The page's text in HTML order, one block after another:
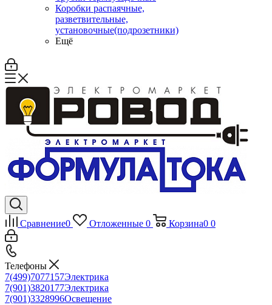
Коробки распаячные,
разветвительные,
установочные(подрозетники)
Ещё
Сравнение0 Отложенные 0 Корзина0 0
Телефоны
7(499)7077157Электрика
7(901)3820177Электрика
7(901)3328996Освещение